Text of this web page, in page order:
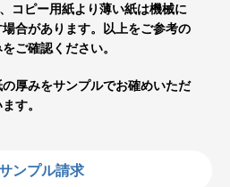
コピー用紙より薄い紙は機械に
合があります。以上をご参考の
ご確認ください。
厚みをサンプルでお確めいただ
す。
ンプル請求